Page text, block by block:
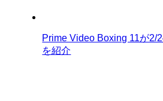
Prime Video Boxing 11が
を紹介